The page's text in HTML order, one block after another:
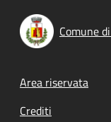
Comune
Footer
Area riservata
Crediti